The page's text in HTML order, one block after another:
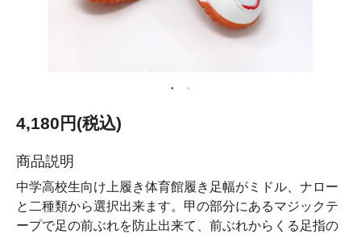
4,180円(税込)
商品説明
中学高校生向け上履き体育館履き足幅がミドル、ナロー
と二種類から選択出来ます。甲の部分にあるマジックテ
ープで足の前ぶれを防止出来て、前ぶれからくる足指の